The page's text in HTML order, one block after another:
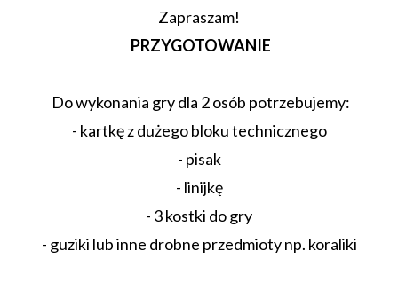
Zapraszam!
PRZYGOTOWANIE
Do wykonania gry dla 2 osób potrzebujemy:
- kartkę z dużego bloku technicznego
- pisak
- linijkę
- 3 kostki do gry
- guziki lub inne drobne przedmioty np. koraliki